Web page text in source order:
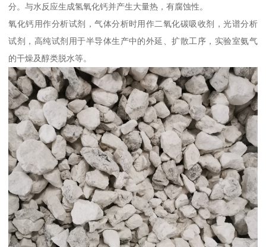
分。与水反应生成氢氧化钙并产生大量热，有腐蚀性。
氧化钙用作分析试剂，气体分析时用作二氧化碳吸收剂，光谱分析
试剂，高纯试剂用于半导体生产中的外延、扩散工序，实验室氨气
的干燥及醇类脱水等。